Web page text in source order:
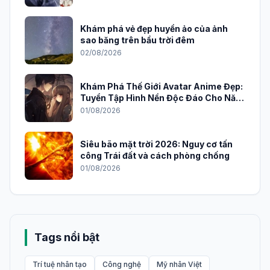
Khám phá vẻ đẹp huyền ảo của ảnh
sao băng trên bầu trời đêm
02/08/2026
Khám Phá Thế Giới Avatar Anime Đẹp:
Tuyển Tập Hình Nền Độc Đáo Cho Năm
2026
01/08/2026
Siêu bão mặt trời 2026: Nguy cơ tấn
công Trái đất và cách phòng chống
01/08/2026
Tags nổi bật
Trí tuệ nhân tạo Công nghệ
Mỹ nhân Việt